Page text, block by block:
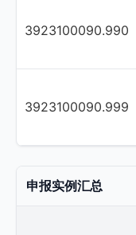
3923100090.990
3923100090.999
申报实例汇总